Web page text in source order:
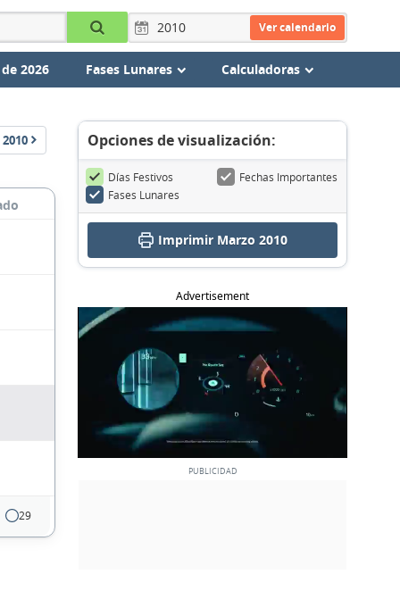
Ver calendario
2026 Fases Lunares Calculadoras
2010
29
Opciones de visualización:
Días Festivos
Fechas Importantes
Fases Lunares
Imprimir Marzo 2010
Advertisement